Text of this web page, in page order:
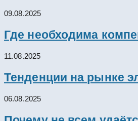
09.08.2025
Где необходима
11.08.2025
Тенденции на рынке
06.08.2025